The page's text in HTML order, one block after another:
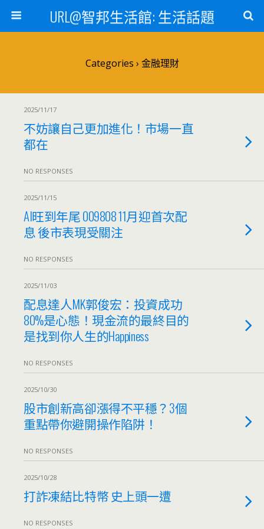
URL@智邦生活館: 生活話題
Categories › 金融理財
2025/11/17
不妨讓自己更加進化！市場一直
都在
NO RESPONSES
2025/11/15
AI旺到年尾 009808 11月迎首次配
息 後市表現受關注
NO RESPONSES
2025/11/03
配息達人MK郭俊宏：投資成功
80%是心態！現金流的最終目的
是找到你人生的Happiness
NO RESPONSES
2025/10/30
股市創新高卻漲得不平穩？3個
重點帶你避開操作陷阱！
NO RESPONSES
2025/10/28
打詐凍結比特幣 史上頭一遭
NO RESPONSES